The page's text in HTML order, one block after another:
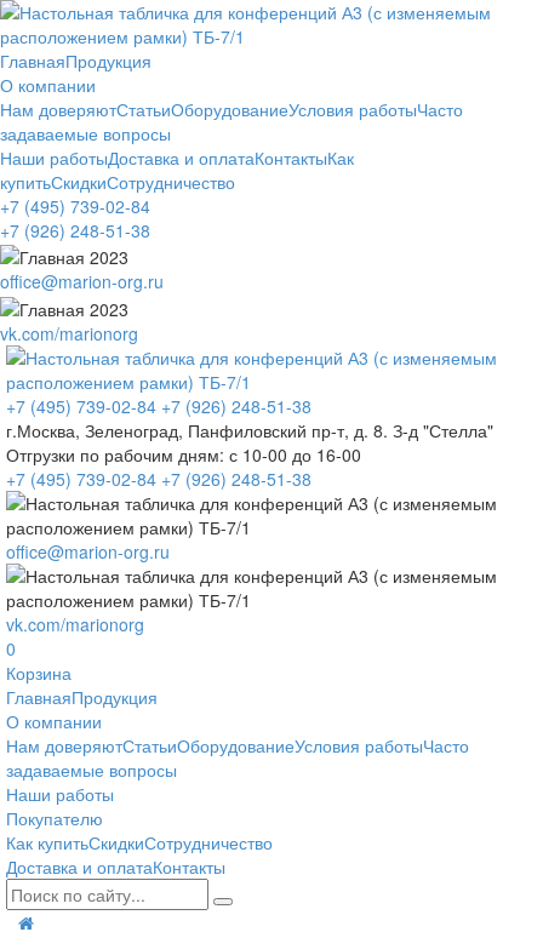
ГлавнаяПродукция
О компании
Нам доверяютСтатьиОборудованиеУсловия работыЧасто
задаваемые вопросы
Наши работыДоставка и оплатаКонтактыКак
купитьСкидкиСотрудничество
+7 (495) 739-02-84
+7 (926) 248-51-38
office@marion-org.ru
vk.com/marionorg
+7 (495) 739-02-84 +7 (926) 248-51-38
г.Москва, Зеленоград, Панфиловский пр-т, д. 8. З-д "Стелла"
Отгрузки по рабочим дням: с 10-00 до 16-00
+7 (495) 739-02-84 +7 (926) 248-51-38
office@marion-org.ru
vk.com/marionorg
0
Корзина
ГлавнаяПродукция
О компании
Нам доверяютСтатьиОборудованиеУсловия работыЧасто
задаваемые вопросы
Наши работы
Покупателю
Как купитьСкидкиСотрудничество
Доставка и оплатаКонтакты